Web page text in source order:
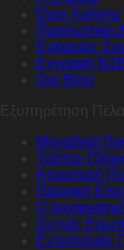
Όροι Χρήσης
Προσωπικά
Ευκαιρίες
Εγγραφή
Our Blog
Εξυπηρέτηση
Μοναδικά
Τρόποι
Αποστολή
Πολιτική
Ο
Συχνές
Εντοπισμός